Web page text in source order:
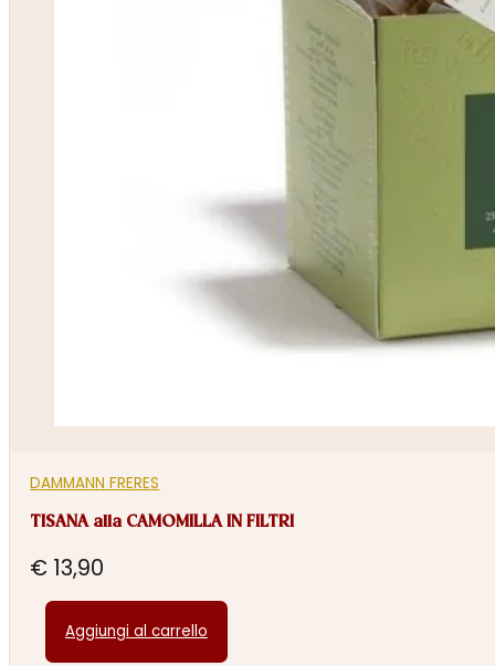
DAMMANN FRERES
TISANA alla CAMOMILLA IN FILTRI
€ 13,90
Aggiungi al carrello